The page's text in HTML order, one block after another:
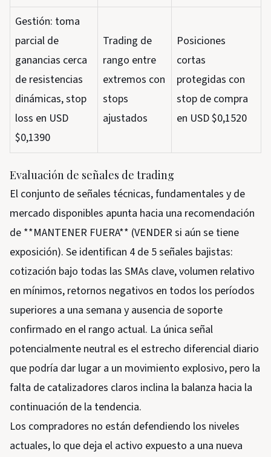
Gestión: toma
parcial de
ganancias cerca
de resistencias
dinámicas, stop
loss en USD
$0,1390
Trading de
rango entre
extremos con
stops
ajustados
Posiciones
cortas
protegidas con
stop de compra
en USD $0,1520
Evaluación de señales de trading
El conjunto de señales técnicas, fundamentales y de
mercado disponibles apunta hacia una recomendación
de **MANTENER FUERA** (VENDER si aún se tiene
exposición). Se identifican 4 de 5 señales bajistas:
cotización bajo todas las SMAs clave, volumen relativo
en mínimos, retornos negativos en todos los períodos
superiores a una semana y ausencia de soporte
confirmado en el rango actual. La única señal
potencialmente neutral es el estrecho diferencial diario
que podría dar lugar a un movimiento explosivo, pero la
falta de catalizadores claros inclina la balanza hacia la
continuación de la tendencia.
Los compradores no están defendiendo los niveles
actuales, lo que deja el activo expuesto a una nueva